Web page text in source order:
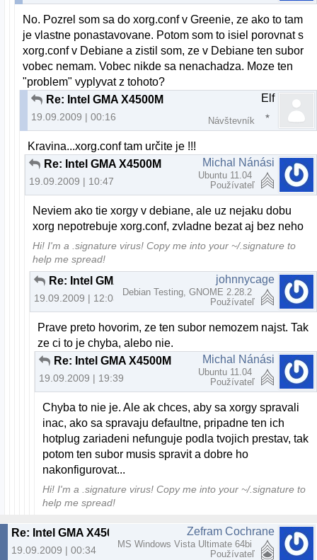
No. Pozrel som sa do xorg.conf v Greenie, ze ako to tam
je vlastne ponastavovane. Potom som to isiel porovnat s
xorg.conf v Debiane a zistil som, ze v Debiane ten subor
vobec nemam. Vobec nikde sa nenachadza. Moze ten
"problem" vyplyvat z tohoto?
Re: Intel GMA X4500M
19.09.2009 | 00:16
Elf
Návštevník
Kravina...xorg.conf tam určite je !!!
Re: Intel GMA X4500M
19.09.2009 | 10:47
Michal Nánási
Ubuntu 11.04
Používateľ
Neviem ako tie xorgy v debiane, ale uz nejaku dobu
xorg nepotrebuje xorg.conf, zvladne bezat aj bez neho
Hi! I'm a .signature virus! Copy me into your ~/.signature to
help me spread!
Re: Intel GMA X4500M
19.09.2009 | 12:03
johnnycage
Debian Testing, GNOME 2.28.2
Používateľ
Prave preto hovorim, ze ten subor nemozem najst. Tak
ze ci to je chyba, alebo nie.
Re: Intel GMA X4500M
19.09.2009 | 19:39
Michal Nánási
Ubuntu 11.04
Používateľ
Chyba to nie je. Ale ak chces, aby sa xorgy spravali
inac, ako sa spravaju defaultne, pripadne ten ich
hotplug zariadeni nefunguje podla tvojich prestav, tak
potom ten subor musis spravit a dobre ho
nakonfigurovat...
Hi! I'm a .signature virus! Copy me into your ~/.signature to
help me spread!
Re: Intel GMA X4500M
19.09.2009 | 00:34
Zefram Cochrane
MS Windows Vista Ultimate 64bi
Používateľ